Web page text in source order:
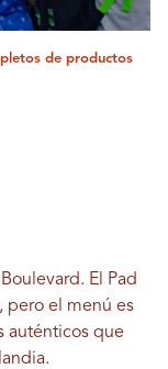
de productos
El Pad
pero el menú es
auténticos que